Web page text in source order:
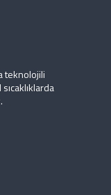
teknolojili